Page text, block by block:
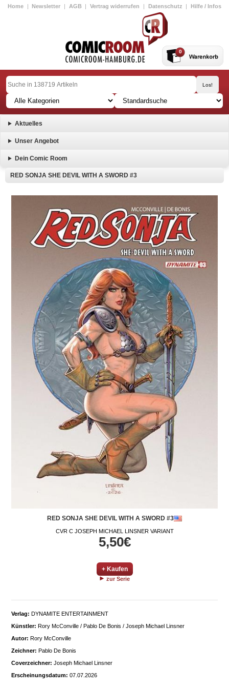
Home | Newsletter | AGB | Vertrag widerrufen | Datenschutz | Hilfe / Infos
0
Aktuelles
Unser Angebot
Dein Comic Room
RED SONJA SHE DEVIL WITH A SWORD #3
RED SONJA SHE DEVIL WITH A SWORD #3
CVR C JOSEPH MICHAEL LINSNER VARIANT
5,50€
+ Kaufen
zur Serie
Verlag: DYNAMITE ENTERTAINMENT
Künstler: Rory McConville / Pablo De Bonis / Joseph Michael Linsner
Autor: Rory McConville
Zeichner: Pablo De Bonis
Coverzeichner: Joseph Michael Linsner
Erscheinungsdatum: 07.07.2026